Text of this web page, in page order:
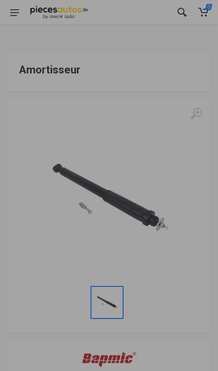
0
Amortisseur